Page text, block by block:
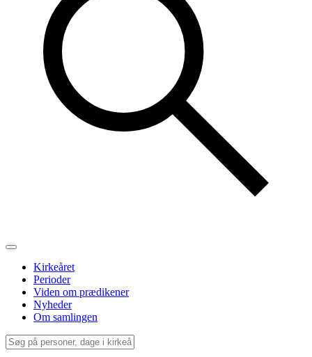
Kirkeåret
Perioder
Viden om prædikener
Nyheder
Om samlingen